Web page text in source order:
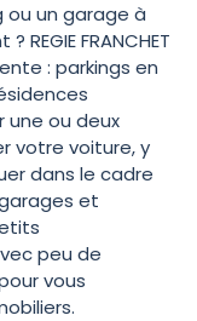
ou un garage à
FRANCHET
: parkings en
une ou deux
votre voiture, y
dans le cadre
et
peu de
vous